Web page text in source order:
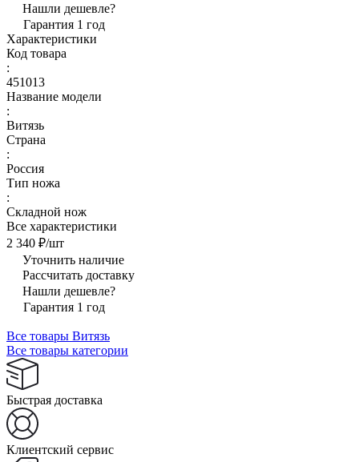
Нашли дешевле?
Гарантия 1 год
Характеристики
Код товара
:
451013
Название модели
:
Витязь
Страна
:
Россия
Тип ножа
:
Складной нож
Все характеристики
2 340 ₽/шт
Уточнить наличие
Рассчитать доставку
Нашли дешевле?
Гарантия 1 год
Все товары Витязь
Все товары категории
Быстрая доставка
Клиентский сервис